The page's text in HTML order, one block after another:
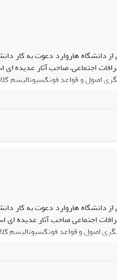
و خرد تحلیل و سهم هر
در قالب چند
از دانشگاه هاروارد دعوت به کار
اجتماعی، صاحب آثار عدیده
اصول و قواعد فونکسیونالیسم
دورکیم و وبر، تلاش در ارائه
جامعه شناسی ایفا کگرده
از دانشگاه هاروارد دعوت به کار
اجتماعی صاحب آثار عدیده
اصول و قواعد فونکسیونالیسم
دورکیم و وبر،تلاش در ارایه
جامعه شناسی ایفا کرده